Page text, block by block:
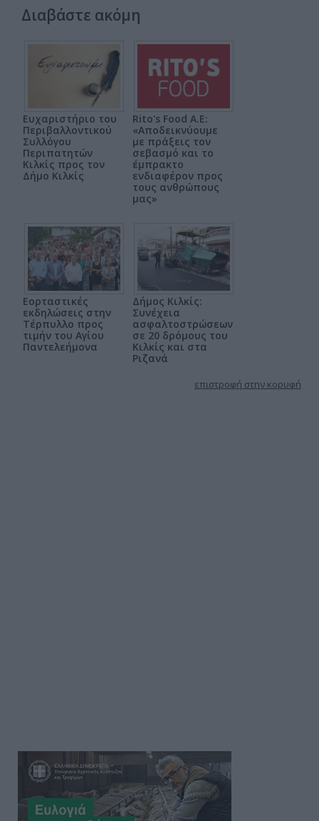
Διαβάστε ακόμη
Ευχαριστήριο του
Περιβαλλοντικού
Συλλόγου
Περιπατητών
Κιλκίς προς τον
Δήμο Κιλκίς
Rito's Food A.E:
«Αποδεικνύουμε
με πράξεις τον
σεβασμό και το
έμπρακτο
ενδιαφέρον προς
τους ανθρώπους
μας»
Εορταστικές
εκδηλώσεις στην
Τέρπυλλο προς
τιμήν του Αγίου
Παντελεήμονα
Δήμος Κιλκίς:
Συνέχεια
ασφαλτοστρώσεων
σε 20 δρόμους του
Κιλκίς και στα
Ριζανά
επιστροφή στην κορυφή